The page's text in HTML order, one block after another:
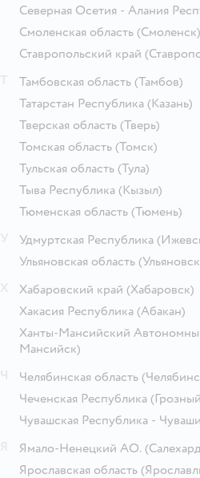
Северная Осетия - Алания
Смоленская область (Смоленск)
Ставропольский край
Тамбовская область (Тамбов)
Татарстан Республика (Казань)
Тверская область (Тверь)
Томская область (Томск)
Тульская область (Тула)
Тыва Республика (Кызыл)
Тюменская область (Тюмень)
Удмуртская Республика
Ульяновская область
Хабаровский край (Хабаровск)
Хакасия Республика (Абакан)
Ханты-Мансийский
Мансийск)
Челябинская область
Чеченская Республика
Чувашская Республика -
Ямало-Ненецкий АО.
Ярославская область